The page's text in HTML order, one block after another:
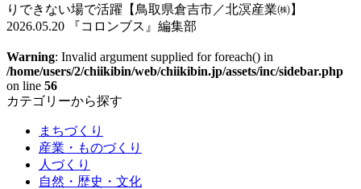
りできない場で活躍【鳥取県倉吉市／北溟産業㈱】
2026.05.20 『コロンブス』編集部
Warning: Invalid argument supplied for foreach() in
/home/users/2/chiikibin/web/chiikibin.jp/assets/inc/sidebar.php
on line 56
カテゴリーから探す
まちづくり
産業・ものづくり
人づくり
自然・歴史・文化